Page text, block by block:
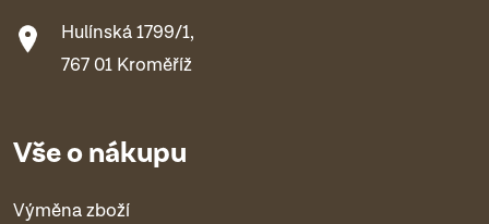
Hulínská 1799/1,
767 01 Kroměříž
Vše o nákupu
Výměna zboží